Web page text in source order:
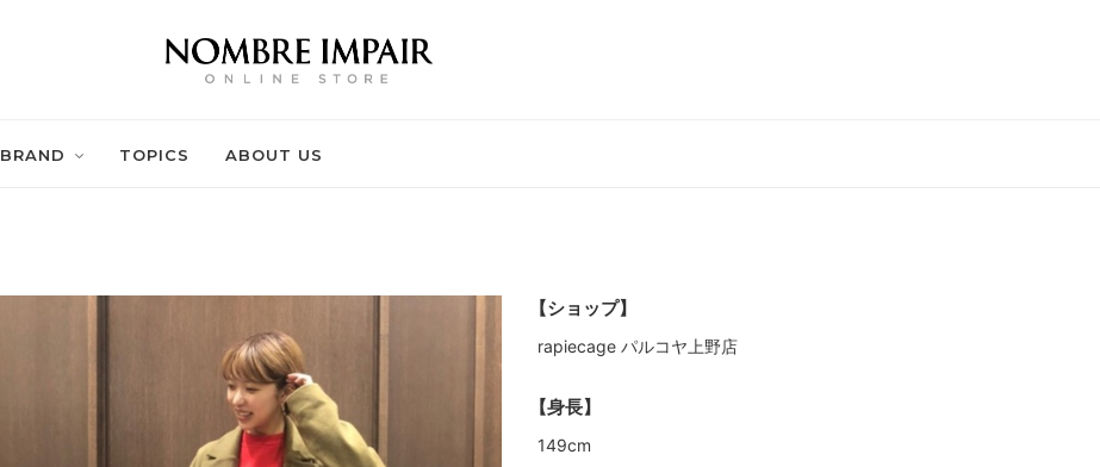
BRAND TOPICS ABOUT US
【ショップ】
rapiecage パルコヤ上野店
【身長】
149cm